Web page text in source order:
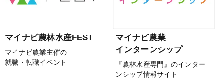
マイナビ農林水産FEST
マイナビ農業主催の
就職・転職イベント
マイナビ農業
インターンシップ
『農林水産専門』のインター
ンシップ情報サイト